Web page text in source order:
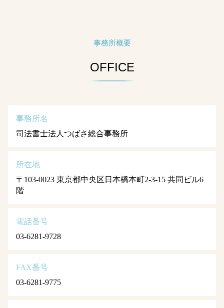
事務所概要
OFFICE
事務所名
司法書士法人つばさ総合事務所
所在地
〒103-0023 東京都中央区日本橋本町2-3-15 共同ビル6
階
電話番号
03-6281-9728
FAX番号
03-6281-9775